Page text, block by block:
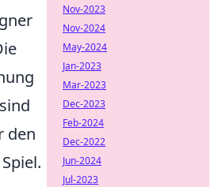
den
Nov-2023
Nov-2024
May-2024
Jan-2023
Mar-2023
Dec-2023
Feb-2024
Dec-2022
Jun-2024
Jul-2023